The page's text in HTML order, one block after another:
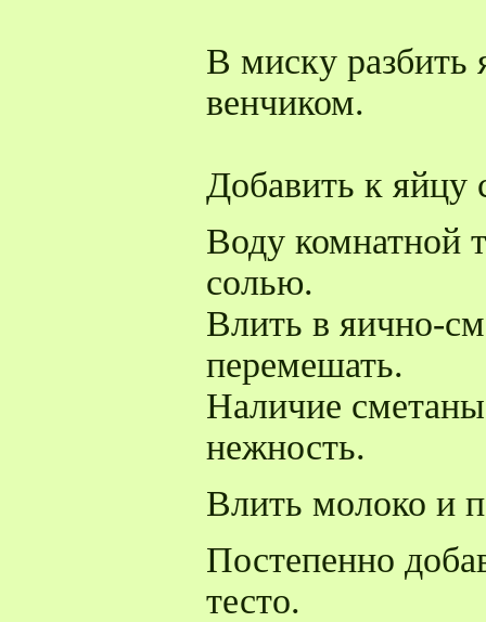
В миску разбить
венчиком.
Добавить к яйцу
Воду комнатной
солью.
Влить в яично-
перемешать.
Наличие
нежность.
Влить молоко и
Постепенно
тесто.